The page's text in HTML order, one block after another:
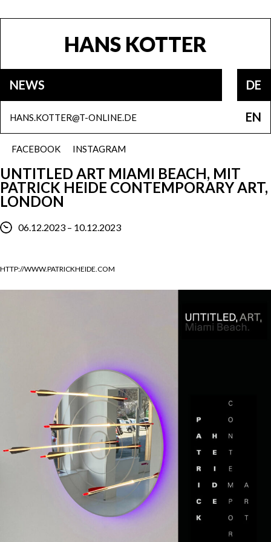
HANS KOTTER
NEWS DE
EN
INSTAGRAM
FACEBOOK
HANS.KOTTER@T-ONLINE.DE
UNTITLED ART MIAMI BEACH, MIT
PATRICK HEIDE CONTEMPORARY ART,
LONDON
06.12.2023 – 10.12.2023
HTTP://WWW.PATRICKHEIDE.COM